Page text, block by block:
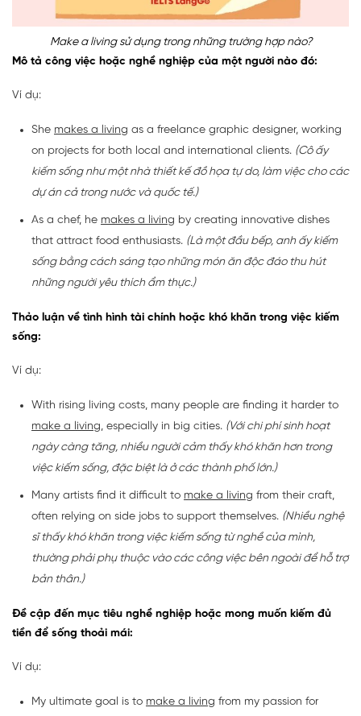
Make a living sử dụng trong những trường hợp nào?
Mô tả công việc hoặc nghề nghiệp của một người nào đó:
Ví dụ:
She makes a living as a freelance graphic designer, working
on projects for both local and international clients. (Cô ấy
kiếm sống như một nhà thiết kế đồ họa tự do, làm việc cho các
dự án cả trong nước và quốc tế.)
As a chef, he makes a living by creating innovative dishes
that attract food enthusiasts. (Là một đầu bếp, anh ấy kiếm
sống bằng cách sáng tạo những món ăn độc đáo thu hút
những người yêu thích ẩm thực.)
Thảo luận về tình hình tài chính hoặc khó khăn trong việc kiếm
sống:
Ví dụ:
With rising living costs, many people are finding it harder to
make a living, especially in big cities. (Với chi phí sinh hoạt
ngày càng tăng, nhiều người cảm thấy khó khăn hơn trong
việc kiếm sống, đặc biệt là ở các thành phố lớn.)
Many artists find it difficult to make a living from their craft,
often relying on side jobs to support themselves. (Nhiều nghệ
sĩ thấy khó khăn trong việc kiếm sống từ nghề của mình,
thường phải phụ thuộc vào các công việc bên ngoài để hỗ trợ
bản thân.)
Đề cập đến mục tiêu nghề nghiệp hoặc mong muốn kiếm đủ
tiền để sống thoải mái:
Ví dụ:
My ultimate goal is to make a living from my passion for